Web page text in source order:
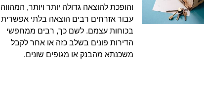
והופכת להוצאה גדולה יותר ויותר, המהווה
עבור אזרחים רבים הוצאה בלתי אפשרית
בכוחות עצמם. לשם כך, רבים ממחפשי
הדירות פונים בשלב כזה או אחר לקבל
משכנתא מהבנק או מגופים שונים.